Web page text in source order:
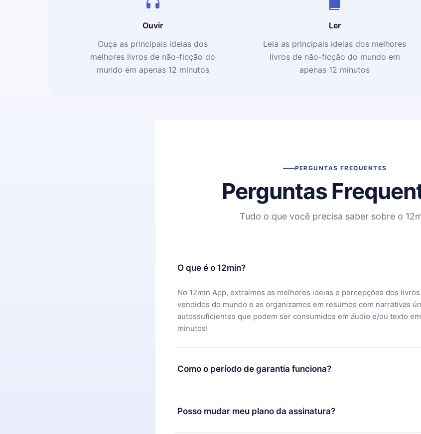
Ouvir
Ouça as principais ideias dos
melhores livros de não-ficção do
mundo em apenas 12 minutos
Ler
Leia as principais ideias dos melhores
livros de não-ficção do mundo em
apenas 12 minutos
PERGUNTAS FREQUENTES
Perguntas
Tudo o que você precisa saber sobre o
O que é o 12min?
No 12min App, extraímos as melhores ideias e percepções dos
vendidos do mundo e as organizamos em resumos com narrativas
autossuficientes que podem ser consumidos em áudio e/ou texto
minutos!
Como o período de garantia funciona?
Você pode baixar nosso aplicativo e começar a aproveitar nossa
motivo não ficar satisfeito com nossa plataforma, basta entrar em
equipe de suporte (contato@12min.com) em até 7 dias após a
Posso mudar meu plano da assinatura?